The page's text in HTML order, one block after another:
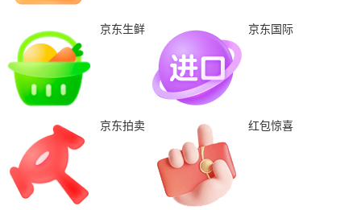
京东生鲜 京东国际
京东拍卖 红包惊喜